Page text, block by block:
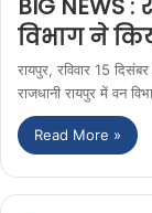
BIG NEWS
विभाग ने
रायपुर, रविवार 15
राजधानी रायपुर में वन
Read More »